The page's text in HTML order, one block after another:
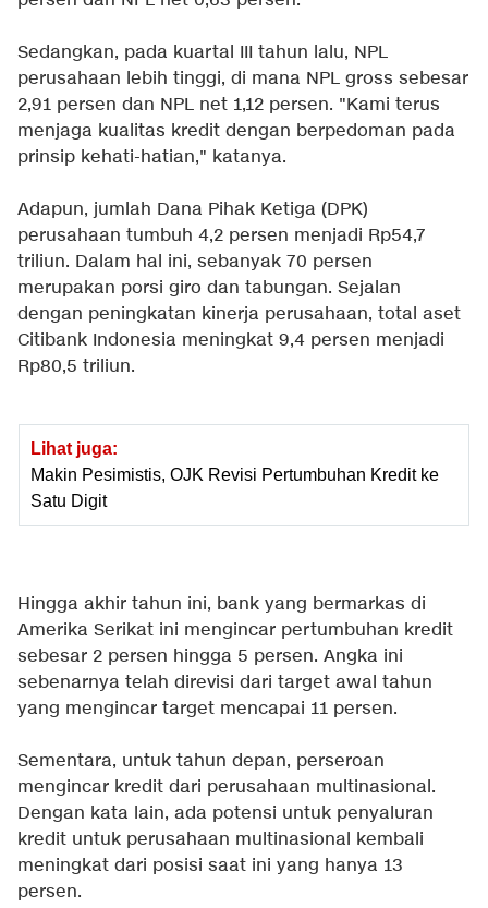
Sedangkan, pada kuartal III tahun lalu, NPL
perusahaan lebih tinggi, di mana NPL gross sebesar
2,91 persen dan NPL net 1,12 persen. "Kami terus
menjaga kualitas kredit dengan berpedoman pada
prinsip kehati-hatian," katanya.
Adapun, jumlah Dana Pihak Ketiga (DPK)
perusahaan tumbuh 4,2 persen menjadi Rp54,7
triliun. Dalam hal ini, sebanyak 70 persen
merupakan porsi giro dan tabungan. Sejalan
dengan peningkatan kinerja perusahaan, total aset
Citibank Indonesia meningkat 9,4 persen menjadi
Rp80,5 triliun.
Lihat juga:
Makin Pesimistis, OJK Revisi Pertumbuhan Kredit ke
Satu Digit
Hingga akhir tahun ini, bank yang bermarkas di
Amerika Serikat ini mengincar pertumbuhan kredit
sebesar 2 persen hingga 5 persen. Angka ini
sebenarnya telah direvisi dari target awal tahun
yang mengincar target mencapai 11 persen.
Sementara, untuk tahun depan, perseroan
mengincar kredit dari perusahaan multinasional.
Dengan kata lain, ada potensi untuk penyaluran
kredit untuk perusahaan multinasional kembali
meningkat dari posisi saat ini yang hanya 13
persen.